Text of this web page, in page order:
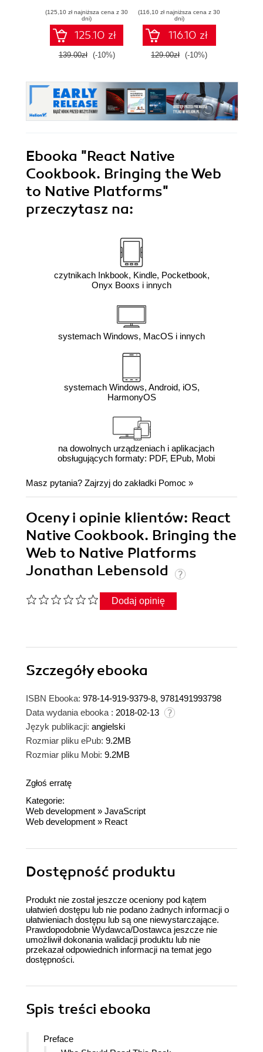
DevOps expertise,
pass the AZ-400
with confidence,
and boost your
cloud career
(125,10 zł najniższa cena z 30
dni)
125.10 zł
139.00zł (-10%)
(116,10 zł najniższa cena z 30
dni)
116.10 zł
129.00zł (-10%)
Ebooka "React Native
Cookbook. Bringing the Web
to Native Platforms"
przeczytasz na:
czytnikach Inkbook, Kindle, Pocketbook,
Onyx Booxs i innych
systemach Windows, MacOS i innych
systemach Windows, Android, iOS,
HarmonyOS
na dowolnych urządzeniach i aplikacjach
obsługujących formaty: PDF, EPub, Mobi
Masz pytania? Zajrzyj do zakładki Pomoc »
Oceny i opinie klientów: React
Native Cookbook. Bringing the
Web to Native Platforms
Jonathan Lebensold
Dodaj opinię
Szczegółyebooka
ISBN Ebooka: 978-14-919-9379-8, 9781491993798
Data wydania ebooka : 2018-02-13
Język publikacji: angielski
Rozmiar pliku ePub: 9.2MB
Rozmiar pliku Mobi: 9.2MB
Zgłoś erratę
Kategorie:
Web development » JavaScript
Web development » React
Dostępność produktu
Produkt nie został jeszcze oceniony pod kątem
ułatwień dostępu lub nie podano żadnych informacji o
ułatwieniach dostępu lub są one niewystarczające.
Prawdopodobnie Wydawca/Dostawca jeszcze nie
umożliwił dokonania walidacji produktu lub nie
przekazał odpowiednich informacji na temat jego
dostępności.
Spis treści ebooka
Preface